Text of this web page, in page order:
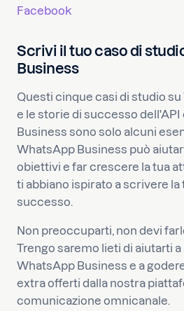
Facebook
Scrivi il tuo caso di
Business
Questi cinque casi di studio
e le storie di successo dell'API
Business sono solo alcuni
WhatsApp Business può
obiettivi e far crescere la tua
ti abbiano ispirato a scrivere la
successo.
Non preoccuparti, non devi
Trengo saremo lieti di aiutarti a
WhatsApp Business e a
extra offerti dalla nostra
comunicazione omnicanale.